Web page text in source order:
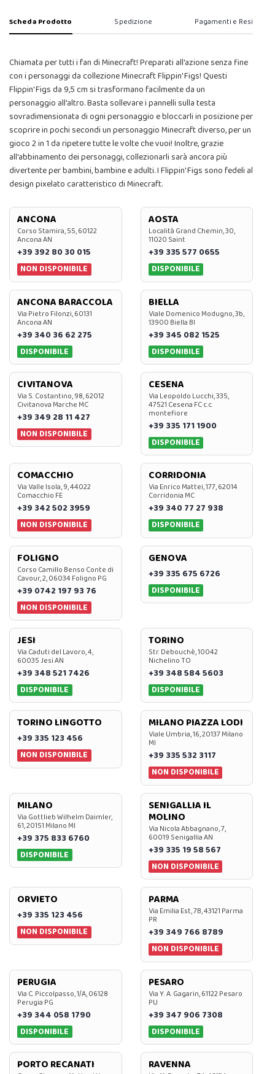
Scheda Prodotto Spedizione Pagamenti e Resi
Chiamata per tutti i fan di Minecraft! Preparati all'azione senza fine
con i personaggi da collezione Minecraft Flippin' Figs! Questi
Flippin' Figs da 9,5 cm si trasformano facilmente da un
personaggio all'altro. Basta sollevare i pannelli sulla testa
sovradimensionata di ogni personaggio e bloccarli in posizione per
scoprire in pochi secondi un personaggio Minecraft diverso, per un
gioco 2 in 1 da ripetere tutte le volte che vuoi! Inoltre, grazie
all'abbinamento dei personaggi, collezionarli sarà ancora più
divertente per bambini, bambine e adulti. I Flippin' Figs sono fedeli al
design pixelato caratteristico di Minecraft.
ANCONA
Corso Stamira, 55, 60122
Ancona AN
+39 392 80 30 015
NON DISPONIBILE
AOSTA
Località Grand Chemin, 30,
11020 Saint
+39 335 577 0655
DISPONIBILE
ANCONA BARACCOLA
Via Pietro Filonzi, 60131
Ancona AN
+39 340 36 62 275
DISPONIBILE
BIELLA
Viale Domenico Modugno, 3b,
13900 Biella BI
+39 345 082 1525
DISPONIBILE
CIVITANOVA
Via S. Costantino, 98, 62012
Civitanova Marche MC
+39 349 28 11 427
NON DISPONIBILE
CESENA
Via Leopoldo Lucchi, 335,
47521 Cesena FC c.c.
montefiore
+39 335 171 1900
DISPONIBILE
COMACCHIO
Via Valle Isola, 9, 44022
Comacchio FE
+39 342 502 3959
NON DISPONIBILE
CORRIDONIA
Via Enrico Mattei, 177, 62014
Corridonia MC
+39 340 77 27 938
DISPONIBILE
FOLIGNO
Corso Camillo Benso Conte di
Cavour, 2, 06034 Foligno PG
+39 0742 197 93 76
NON DISPONIBILE
GENOVA
+39 335 675 6726
DISPONIBILE
JESI
Via Caduti del Lavoro, 4,
60035 Jesi AN
+39 348 521 7426
DISPONIBILE
TORINO
Str. Debouchè, 10042
Nichelino TO
+39 348 584 5603
DISPONIBILE
TORINO LINGOTTO
+39 335 123 456
NON DISPONIBILE
MILANO PIAZZA LODI
Viale Umbria, 16, 20137 Milano
MI
+39 335 532 3117
NON DISPONIBILE
MILANO
Via Gottlieb Wilhelm Daimler,
61, 20151 Milano MI
+39 375 833 6760
DISPONIBILE
SENIGALLIA IL
MOLINO
Via Nicola Abbagnano, 7,
60019 Senigallia AN
+39 335 19 58 567
NON DISPONIBILE
ORVIETO
+39 335 123 456
NON DISPONIBILE
PARMA
Via Emilia Est, 7B, 43121 Parma
PR
+39 349 766 8789
NON DISPONIBILE
PERUGIA
Via C. Piccolpasso, 1/A, 06128
Perugia PG
+39 344 058 1790
DISPONIBILE
PESARO
Via Y. A. Gagarin, 61122 Pesaro
PU
+39 347 906 7308
DISPONIBILE
PORTO RECANATI RAVENNA